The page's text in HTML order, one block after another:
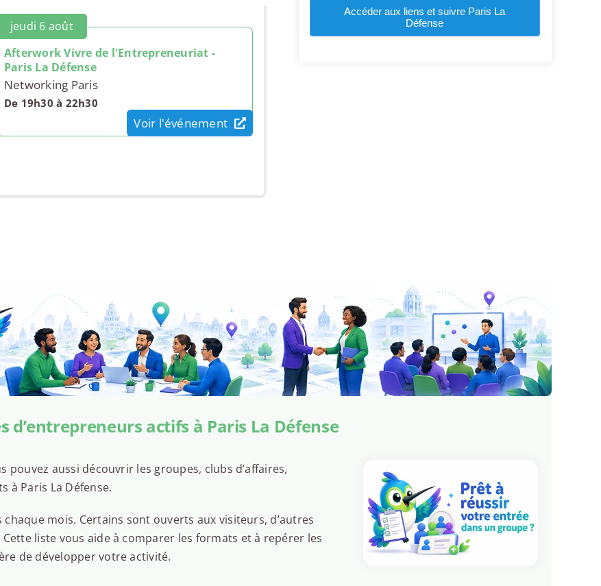
jeudi 6 août
Afterwork Vivre de l'Entrepreneuriat -
Paris La Défense
Networking Paris
De 19h30 à 22h30
Voir l'événement
Accéder aux liens et suivre Paris La
Défense
d’entrepreneurs actifs à Paris La Défense
aussi découvrir les groupes, clubs d’affaires,
à Paris La Défense.
mois. Certains sont ouverts aux visiteurs, d’autres
liste vous aide à comparer les formats et à repérer les
de développer votre activité.